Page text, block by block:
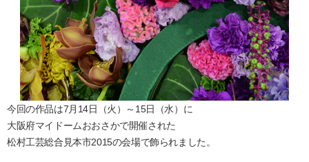
今回の作品は7月14日（火）～15日（水）に
大阪府マイドームおおさかで開催された
松村工芸総合見本市2015の会場で飾られました。